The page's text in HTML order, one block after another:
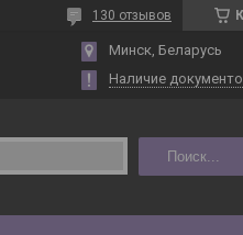
130 отзывов
Минск, Беларусь
Наличие
Поиск...